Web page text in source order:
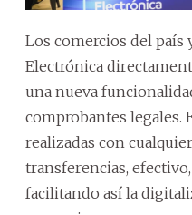
Los comercios del país
Electrónica
una nueva
comprobantes legales.
realizadas con
transferencias,
facilitando así la